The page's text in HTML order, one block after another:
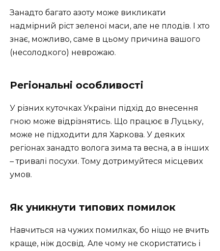
Занадто багато азоту може викликати
надмірний ріст зеленої маси, але не плодів. І хто
знає, можливо, саме в цьому причина вашого
(несолодкого) неврожаю.
Регіональні особливості
У різних куточках України підхід до внесення
гною може відрізнятись. Що працює в Луцьку,
може не підходити для Харкова. У деяких
регіонах занадто волога зима та весна, а в інших
– тривалі посухи. Тому дотримуйтеся місцевих
умов.
Як уникнути типових помилок
Навчиться на чужих помилках, бо ніщо не вчить
краще, ніж досвід. Але чому не скористатись і